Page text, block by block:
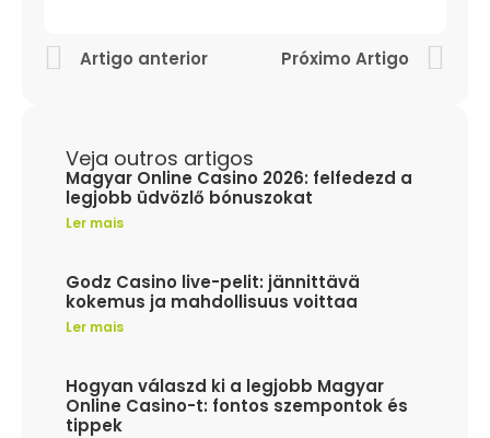
Artigo anterior Próximo Artigo
Veja outros artigos
Magyar Online Casino 2026: felfedezd a
legjobb üdvözlő bónuszokat
Ler mais
Godz Casino live-pelit: jännittävä
kokemus ja mahdollisuus voittaa
Ler mais
Hogyan válaszd ki a legjobb Magyar
Online Casino-t: fontos szempontok és
tippek